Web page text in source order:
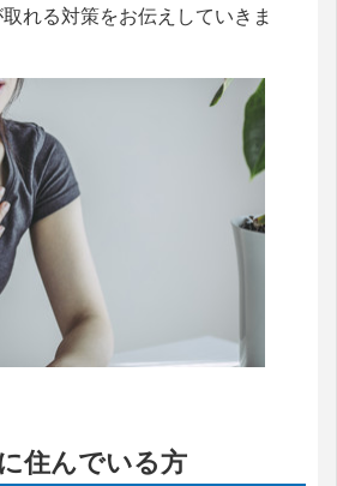
れる対策をお伝えしていきま
住んでいる方